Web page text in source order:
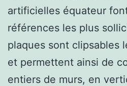
artificielles équateur
références les plus
plaques sont clipsables
et permettent ainsi de
entiers de murs, en